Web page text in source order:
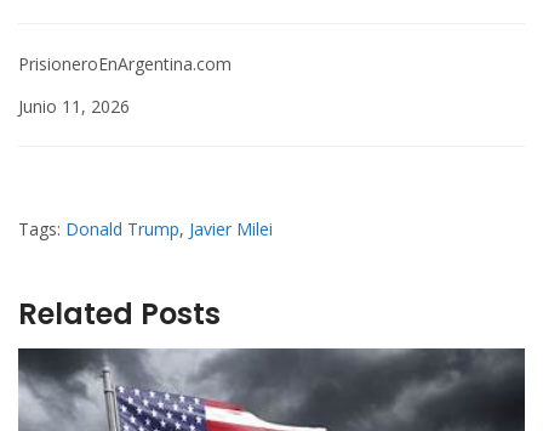
PrisioneroEnArgentina.com
Junio 11, 2026
Tags: Donald Trump, Javier Milei
Related Posts